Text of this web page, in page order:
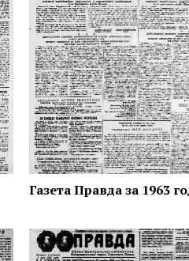
Газета Правда за 1963